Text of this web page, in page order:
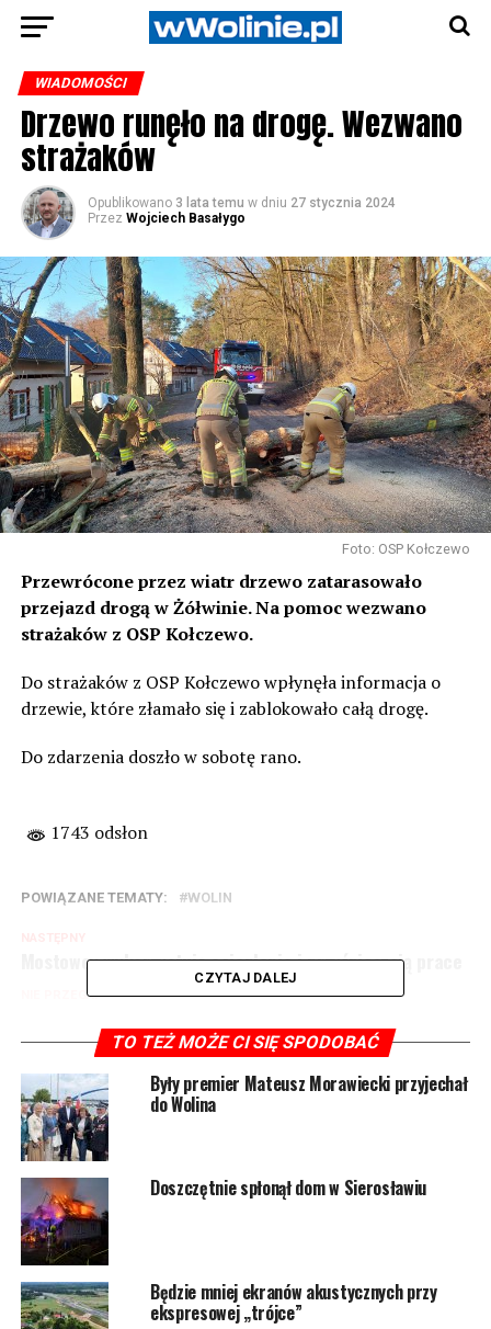
WIADOMOŚCI
Drzewo runęło na drogę. Wezwano
strażaków
Opublikowano 3 lata temu w dniu 27 stycznia 2024
Przez Wojciech Basałygo
Foto: OSP Kołczewo
Przewrócone przez wiatr drzewo zatarasowało
przejazd drogą w Żółwinie. Na pomoc wezwano
strażaków z OSP Kołczewo.
Do strażaków z OSP Kołczewo wpłynęła informacja o
drzewie, które złamało się i zablokowało całą drogę.
Do zdarzenia doszło w sobotę rano.
1743 odsłon
POWIĄZANE TEMATY: WOLIN
Mostowcy wykorzystują ocieplenie i przyśpieszają prace
NIE PRZEGAP
CZYTAJ DALEJ
TO TEŻ MOŻE CI SIĘ SPODOBAĆ
Były premier Mateusz Morawiecki przyjechał
do Wolina
Doszczętnie spłonął dom w Sierosławiu
Będzie mniej ekranów akustycznych przy
ekspresowej „trójce”